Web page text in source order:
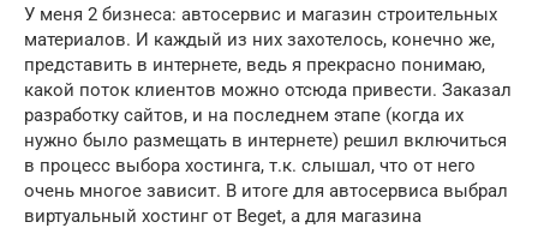
У меня 2 бизнеса: автосервис и магазин строительных
материалов. И каждый из них захотелось, конечно же,
представить в интернете, ведь я прекрасно понимаю,
какой поток клиентов можно отсюда привести. Заказал
разработку сайтов, и на последнем этапе (когда их
нужно было размещать в интернете) решил включиться
в процесс выбора хостинга, т.к. слышал, что от него
очень многое зависит. В итоге для автосервиса выбрал
виртуальный хостинг от Beget, а для магазина